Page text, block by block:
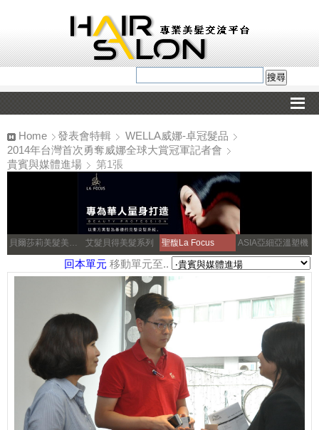
Home 發表會特輯
WELLA威娜-卓冠髮品
2014年台灣首次勇奪威娜全球大賞冠軍記者會
貴賓與媒體進場
第1張
貝爾莎莉美髮美容補習 艾髮貝得美髮系列 聖馥La Focus ASIA亞細亞溫塑機
回本單元 移動單元至..